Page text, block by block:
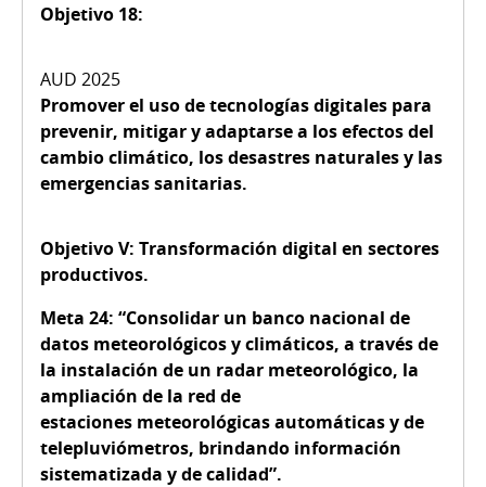
Objetivo 18:
Promover el uso de tecnologías digitales para
prevenir, mitigar y adaptarse a los efectos del
cambio climático, los desastres naturales y las
emergencias sanitarias.
Objetivo V: Transformación digital en sectores
productivos.
Meta 24: “Consolidar un banco nacional de
datos meteorológicos y climáticos, a través de
la instalación de un radar meteorológico, la
ampliación de la red de
estaciones meteorológicas automáticas y de
telepluviómetros, brindando información
sistematizada y de calidad”.